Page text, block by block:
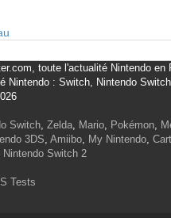
toute l'actualité Nintendo en
Nintendo : Switch, Nintendo
Switch, Zelda, Mario, Pokémon,
3DS, Amiibo, My Nintendo,
Nintendo Switch 2
Tests